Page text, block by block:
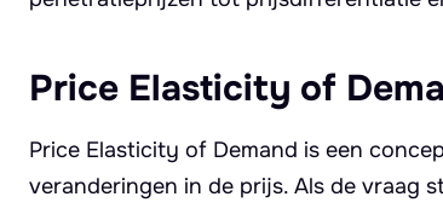
Price Elasticity of
Price Elasticity of Demand is een
veranderingen in de prijs. Als de vraag